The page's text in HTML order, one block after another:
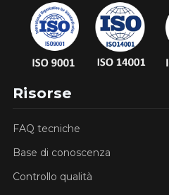
Risorse
FAQ tecniche
Base di conoscenza
Controllo qualità